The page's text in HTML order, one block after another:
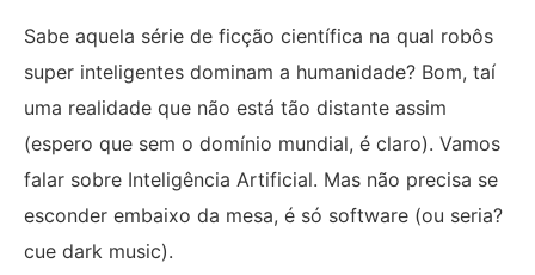
Sabe aquela série de ficção científica na qual robôs
super inteligentes dominam a humanidade? Bom, taí
uma realidade que não está tão distante assim
(espero que sem o domínio mundial, é claro). Vamos
falar sobre Inteligência Artificial. Mas não precisa se
esconder embaixo da mesa, é só software (ou seria?
cue dark music).